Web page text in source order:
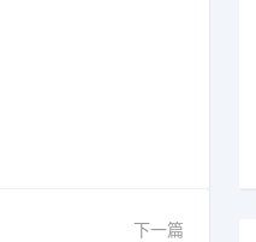
下一篇